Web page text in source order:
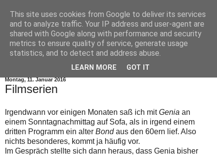
Montag, 11. Januar 2016
Filmserien
Irgendwann vor einigen Monaten saß ich mitGenia an
einem Sonntagnachmittag auf Sofa, als in irgend einem
dritten Programm ein alter Bondaus den 60ern lief. Also
nichts besonderes, kommt ja häufig vor.
Im Gespräch stellte sich dann heraus, dass Genia bisher
This site uses cookies from Google to deliver its services
and to analyze traffic. Your IP address and user-agent are
shared with Google along with performance and security
metrics to ensure quality of service, generate usage
statistics, and to detect and address abuse.
LEARN MORE GOT IT